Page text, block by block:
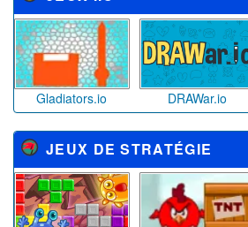
Gladiators.io DRAWar.io
JEUX DE STRATÉGIE